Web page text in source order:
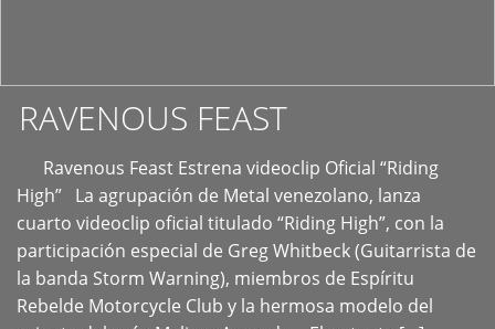
RAVENOUS FEAST
Ravenous Feast Estrena videoclip Oficial “Riding
High” La agrupación de Metal venezolano, lanza
cuarto videoclip oficial titulado “Riding High”, con la
participación especial de Greg Whitbeck (Guitarrista de
la banda Storm Warning), miembros de Espíritu
Rebelde Motorcycle Club y la hermosa modelo del